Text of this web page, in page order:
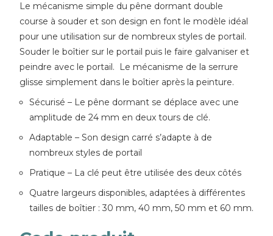
Le mécanisme simple du pêne dormant double
course à souder et son design en font le modèle idéal
pour une utilisation sur de nombreux styles de portail.
Souder le boîtier sur le portail puis le faire galvaniser et
peindre avec le portail. Le mécanisme de la serrure
glisse simplement dans le boîtier après la peinture.
Sécurisé – Le pêne dormant se déplace avec une
amplitude de 24 mm en deux tours de clé.
Adaptable – Son design carré s’adapte à de
nombreux styles de portail
Pratique – La clé peut être utilisée des deux côtés
Quatre largeurs disponibles, adaptées à différentes
tailles de boîtier : 30 mm, 40 mm, 50 mm et 60 mm.